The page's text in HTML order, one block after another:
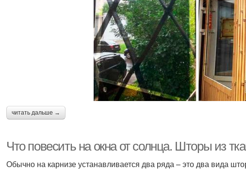
читать дальше →
Что повесить на окна от солнца. Шторы из
Обычно на карнизе устанавливается два ряда – это два вида